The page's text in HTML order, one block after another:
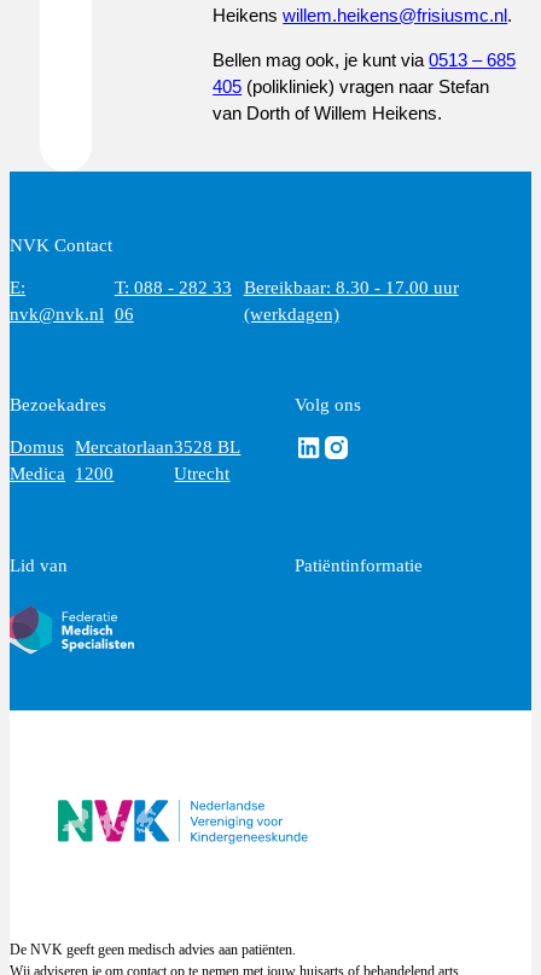
Heikenswillem.heikens@frisiusmc.nl.
Bellen mag ook, je kunt via0513 – 685
405 (polikliniek) vragen naar Stefan
van Dorth of Willem Heikens.
NVK Contact
E:
nvk@nvk.nl
T: 088 - 282 33
06
Bereikbaar: 8.30 - 17.00 uur
(werkdagen)
Bezoekadres
Domus
Medica
Mercatorlaan
1200
3528 BL
Utrecht
Volg ons
Volg ons via Linkedin
Volg ons via Instagram
Lid van Patiëntinformatie
De NVK geeft geen medisch advies aan patiënten.